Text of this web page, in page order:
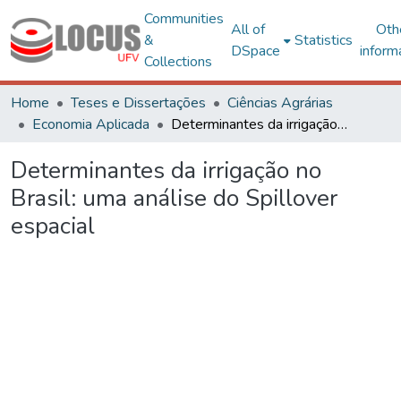
Communities
&
Collections
All of
DSpace
Statistics
Home Teses e Dissertações
Ciências Agrárias
Economia Aplicada
Determinantes da irrigação no Brasil: uma análise do Spillover espacial
Determinantes da irrigação no
Brasil: uma análise do Spillover
espacial